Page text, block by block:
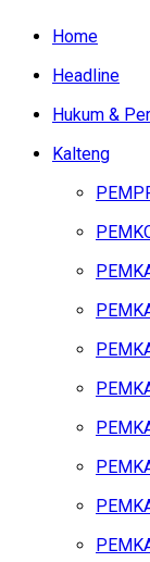
Home
Headline
Hukum &
Kalteng